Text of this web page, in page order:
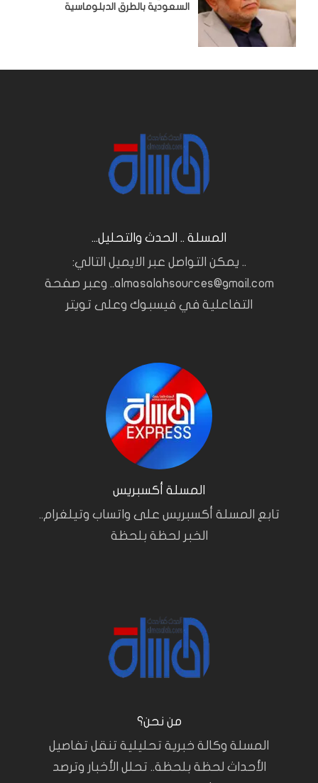
السعودية بالطرق الدبلوماسية
المسلة .. الحدث والتحليل...
.. يمكن التواصل عبر الايميل التالي:
almasalahsources@gmail.com.. وعبر صفحة
التفاعلية في فيسبوك وعلى تويتر
المسلة أكسبريس
تابع المسلة أكسبريس على واتساب وتيلغرام..
الخبر لحظة بلحظة
من نحن؟
المسلة وكالة خبرية تحليلية تنقل تفاصيل
الأحداث لحظة بلحظة.. تحلل الأخبار وترصد